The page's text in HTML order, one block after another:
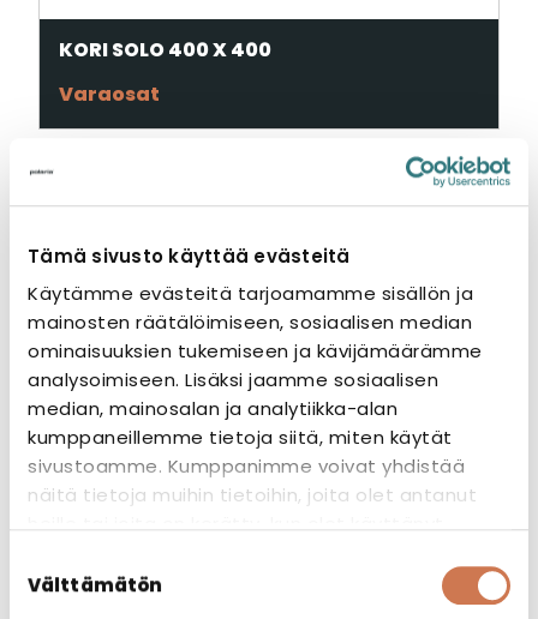
Tämä sivusto käyttää evästeitä
Käytämme evästeitä tarjoamamme sisällön ja
mainosten räätälöimiseen, sosiaalisen median
ominaisuuksien tukemiseen ja kävijämäärämme
analysoimiseen. Lisäksi jaamme sosiaalisen
median, mainosalan ja analytiikka-alan
kumppaneillemme tietoja siitä, miten käytät
sivustoamme. Kumppanimme voivat yhdistää
näitä tietoja muihin tietoihin, joita olet antanut
valinta
Välttämätön
KORI SOLO 400 X 400
Varaosat